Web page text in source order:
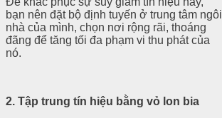
bạn nên đặt bộ định tuyến ở trung tâm ngôi
nhà của mình, chọn nơi rộng rãi, thoáng
đãng để tăng tối đa phạm vi thu phát của
nó.
2. Tập trung tín hiệu bằng vỏ lon bia